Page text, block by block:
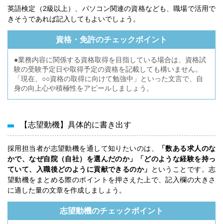
英語検定（2級以上）、パソコン関連の資格なども、職場で活用で
きそうであれば記入してもよいでしょう。
資格・免許のチェックポイント
●業務内容に関係する資格取得を目指している場合は、資格試
験の受験予定日や取得予定の資格を記載しても構いません。
「現在、○○資格の取得に向けて勉強中」といった文言で、自
身の向上心や積極性をアピールしましょう。
【志望動機】具体的に書き出す
採用担当者が志望動機を通して知りたいのは、
「数ある求人のな
かで、なぜ自院（自社）を選んだのか」「どのような経験を持っ
ていて、入職後どのように貢献できるのか」
ということです。志
望動機をまとめる際のポイントを押さえた上で、記入欄の大きさ
に適した量の文章を作成しましょう。
志望動機のチェックポイント